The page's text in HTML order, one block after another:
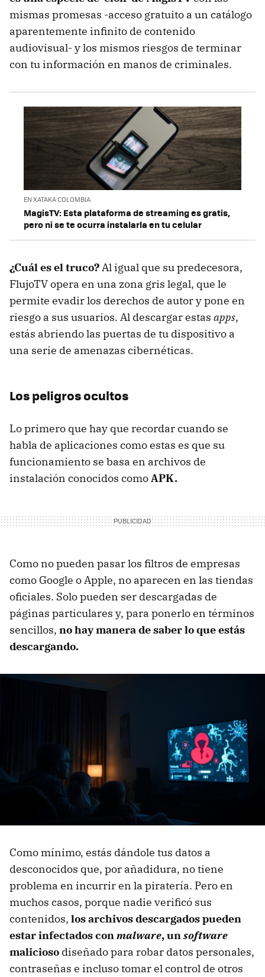
mismas promesas -acceso gratuito a un catálogo
aparentemente infinito de contenido
audiovisual- y los mismos riesgos de terminar
con tu información en manos de criminales.
EN XATAKA COLOMBIA
MagisTV: Esta plataforma de streaming es gratis,
pero ni se te ocurra instalarla en tu celular
¿Cuál es el truco?Al igual que su predecesora,
FlujoTV opera en una zona gris legal, que le
permite evadir los derechos de autor y pone en
riesgo a sus usuarios. Al descargar estas apps,
estás abriendo las puertas de tu dispositivo a
una serie de amenazas cibernéticas.
Los peligros ocultos
Lo primero que hay que recordar cuando se
habla de aplicaciones como estas es que su
funcionamiento se basa en archivos de
instalación conocidos comoAPK.
Como no pueden pasar los filtros de empresas
como Google o Apple, no aparecen en las tiendas
oficiales. Solo pueden ser descargadas de
páginas particulares y, para ponerlo en términos
sencillos, no hay manera de saber lo que estás
descargando.
Como mínimo, estás dándole tus datos a
desconocidos que, por añadidura, no tiene
problema en incurrir en la piratería. Pero en
muchos casos, porque nadie verificó sus
contenidos, los archivos descargados pueden
estar infectados conmalware, unsoftware
malicioso diseñado para robar datos personales,
contraseñas e incluso tomar el control de otros